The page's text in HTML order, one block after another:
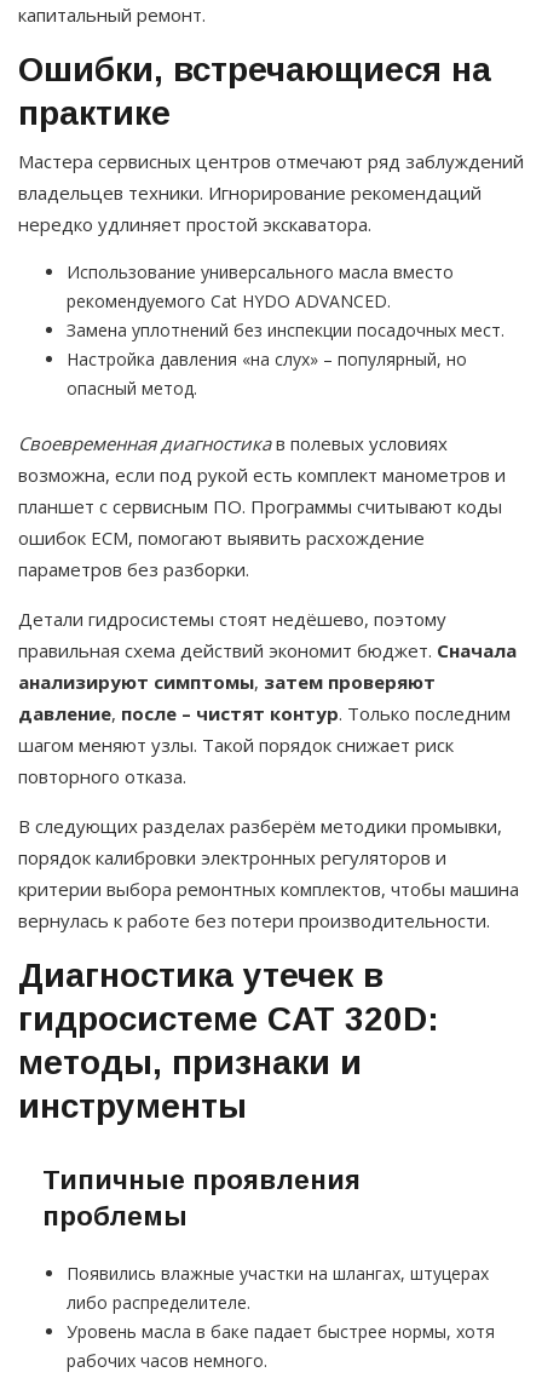
капитальный ремонт.
Ошибки, встречающиеся на
практике
Мастера сервисных центров отмечают ряд заблуждений
владельцев техники. Игнорирование рекомендаций
нередко удлиняет простой экскаватора.
Использование универсального масла вместо
рекомендуемого Cat HYDO ADVANCED.
Замена уплотнений без инспекции посадочных мест.
Настройка давления «на слух» – популярный, но
опасный метод.
Своевременная диагностикав полевых условиях
возможна, если под рукой есть комплект манометров и
планшет с сервисным ПО. Программы считывают коды
ошибок ECM, помогают выявить расхождение
параметров без разборки.
Детали гидросистемы стоят недёшево, поэтому
правильная схема действий экономит бюджет. Сначала
анализируют симптомы, затем проверяют
давление, после – чистят контур. Только последним
шагом меняют узлы. Такой порядок снижает риск
повторного отказа.
В следующих разделах разберём методики промывки,
порядок калибровки электронных регуляторов и
критерии выбора ремонтных комплектов, чтобы машина
вернулась к работе без потери производительности.
Диагностика утечек в
гидросистеме CAT 320D:
методы, признаки и
инструменты
Типичные проявления
проблемы
Появились влажные участки на шлангах, штуцерах
либо распределителе.
Уровень масла в баке падает быстрее нормы, хотя
рабочих часов немного.